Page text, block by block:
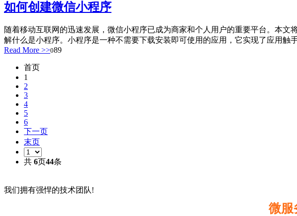
如何创建微信小程序
随着移动互联网的迅速发展，微信小程序已成为商家和个人用户的重要平台。本
解什么是小程序。小程序是一种不需要下载安装即可使用的应用，它实现了应用触
Read More >>089
首页
1
2
3
4
5
6
下一页
末页
共 6页44条
我们拥有强悍的技术团队!
微服